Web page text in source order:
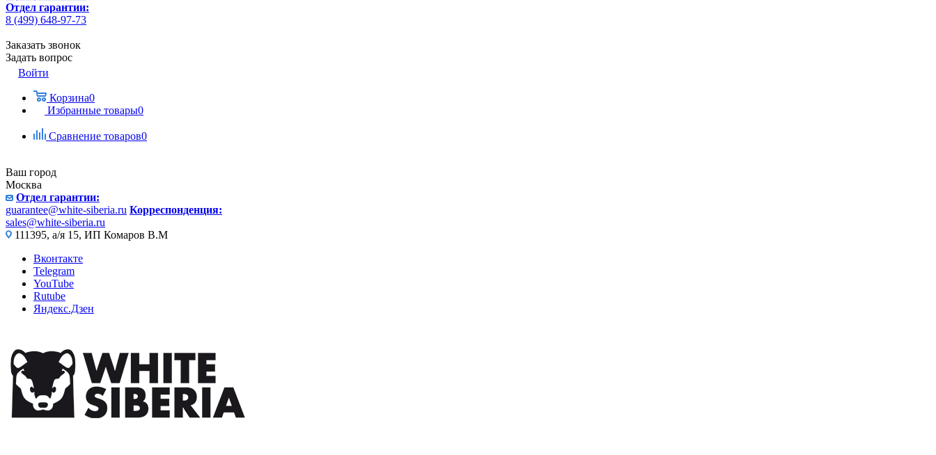
Отдел гарантии:
8 (499) 648-97-73
Заказать звонок
Задать вопрос
Войти
Корзина0
Избранные товары0
Сравнение товаров0
Ваш город
Москва
Отдел гарантии:
guarantee@white-siberia.ru Корреспонденция:
sales@white-siberia.ru
111395, а/я 15, ИП Комаров В.М
Вконтакте
Telegram
YouTube
Rutube
Яндекс.Дзен